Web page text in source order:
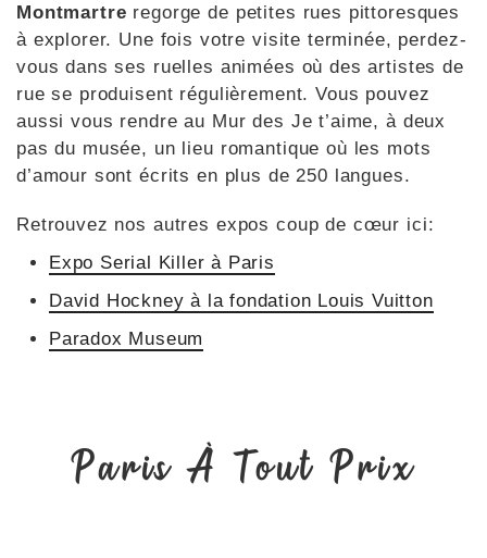
Montmartre regorge de petites rues pittoresques
à explorer. Une fois votre visite terminée, perdez-
vous dans ses ruelles animées où des artistes de
rue se produisent régulièrement. Vous pouvez
aussi vous rendre au Mur des Je t’aime, à deux
pas du musée, un lieu romantique où les mots
d’amour sont écrits en plus de 250 langues.
Retrouvez nos autres expos coup de cœur ici:
Expo Serial Killer à Paris
David Hockney à la fondation Louis Vuitton
Paradox Museum
Paris À Tout Prix